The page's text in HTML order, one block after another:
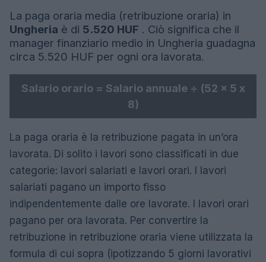
La paga oraria media (retribuzione oraria) in
Ungheria è di 5.520 HUF . Ciò significa che il
manager finanziario medio in Ungheria guadagna
circa 5.520 HUF per ogni ora lavorata.
Salario orario = Salario annuale ÷ (52 x 5 x
8)
La paga oraria è la retribuzione pagata in un’ora
lavorata. Di solito i lavori sono classificati in due
categorie: lavori salariati e lavori orari. I lavori
salariati pagano un importo fisso
indipendentemente dalle ore lavorate. I lavori orari
pagano per ora lavorata. Per convertire la
retribuzione in retribuzione oraria viene utilizzata la
formula di cui sopra (ipotizzando 5 giorni lavorativi